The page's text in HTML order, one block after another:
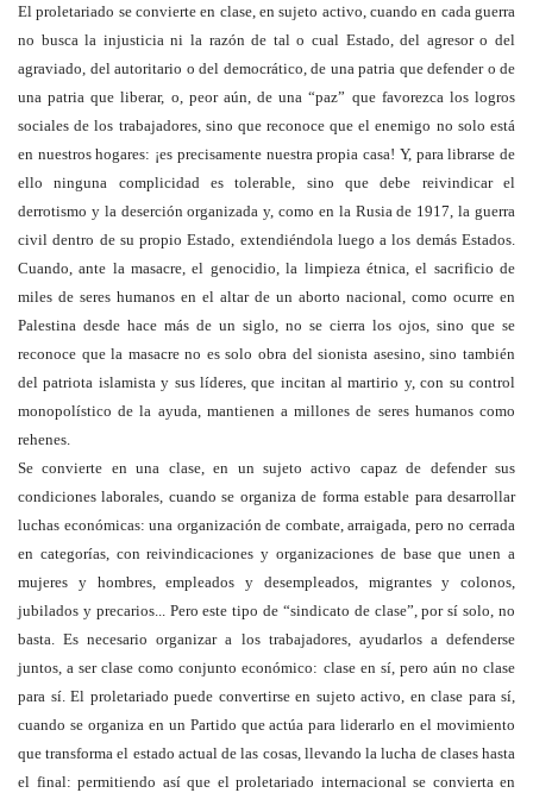
El proletariado se convierte en clase, en sujeto activo, cuando en cada guerra
no busca la injusticia ni la razón de tal o cual Estado, del agresor o del
agraviado, del autoritario o del democrático, de una patria que defender o de
una patria que liberar, o, peor aún, de una “paz” que favorezca los logros
sociales de los trabajadores, sino que reconoce que el enemigo no solo está
en nuestros hogares: ¡es precisamente nuestra propia casa! Y, para librarse de
ello ninguna complicidad es tolerable, sino que debe reivindicar el
derrotismo y la deserción organizada y, como en la Rusia de 1917, la guerra
civil dentro de su propio Estado, extendiéndola luego a los demás Estados.
Cuando, ante la masacre, el genocidio, la limpieza étnica, el sacrificio de
miles de seres humanos en el altar de un aborto nacional, como ocurre en
Palestina desde hace más de un siglo, no se cierra los ojos, sino que se
reconoce que la masacre no es solo obra del sionista asesino, sino también
del patriota islamista y sus líderes, que incitan al martirio y, con su control
monopolístico de la ayuda, mantienen a millones de seres humanos como
rehenes.
Se convierte en una clase, en un sujeto activo capaz de defender sus
condiciones laborales, cuando se organiza de forma estable para desarrollar
luchas económicas: una organización de combate, arraigada, pero no cerrada
en categorías, con reivindicaciones y organizaciones de base que unen a
mujeres y hombres, empleados y desempleados, migrantes y colonos,
jubilados y precarios... Pero este tipo de “sindicato de clase”, por sí solo, no
basta. Es necesario organizar a los trabajadores, ayudarlos a defenderse
juntos, a ser clase como conjunto económico: clase en sí, pero aún no clase
para sí. El proletariado puede convertirse en sujeto activo, en clase para sí,
cuando se organiza en un Partido que actúa para liderarlo en el movimiento
que transforma el estado actual de las cosas, llevando la lucha de clases hasta
el final: permitiendo así que el proletariado internacional se convierta en